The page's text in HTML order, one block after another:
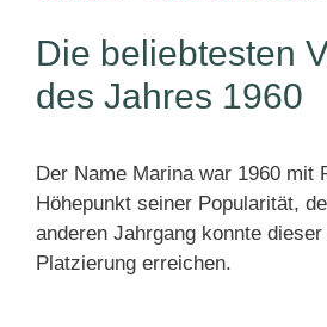
Die beliebtesten
des Jahres 1960
Der Name Marina war 1960 mit
Höhepunkt seiner Popularität,
anderen Jahrgang konnte
Platzierung erreichen.